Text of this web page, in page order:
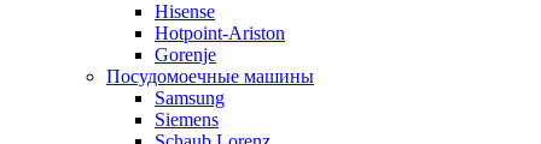
Hisense
Hotpoint-Ariston
Gorenje
Посудомоечные машины
Samsung
Siemens